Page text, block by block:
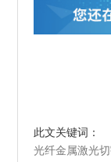
此文关键词：
光纤金属激光